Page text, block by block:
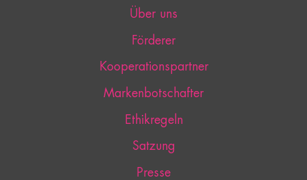
Über uns
Förderer
Kooperationspartner
Markenbotschafter
Ethikregeln
Satzung
Presse